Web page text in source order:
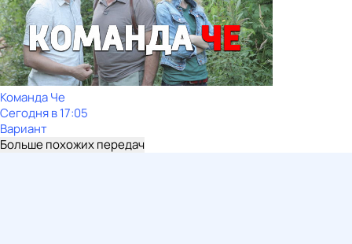
Команда Че
Сегодня в 17:05
Вариант
Больше похожих передач